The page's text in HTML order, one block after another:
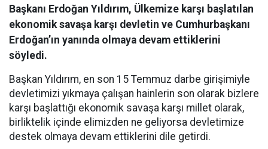
Başkanı Erdoğan Yıldırım, Ülkemize karşı başlatılan
ekonomik savaşa karşı devletin ve Cumhurbaşkanı
Erdoğan’ın yanında olmaya devam ettiklerini
söyledi.
Başkan Yıldırım, en son 15 Temmuz darbe girişimiyle
devletimizi yıkmaya çalışan hainlerin son olarak bizlere
karşı başlattığı ekonomik savaşa karşı millet olarak,
birliktelik içinde elimizden ne geliyorsa devletimize
destek olmaya devam ettiklerini dile getirdi.